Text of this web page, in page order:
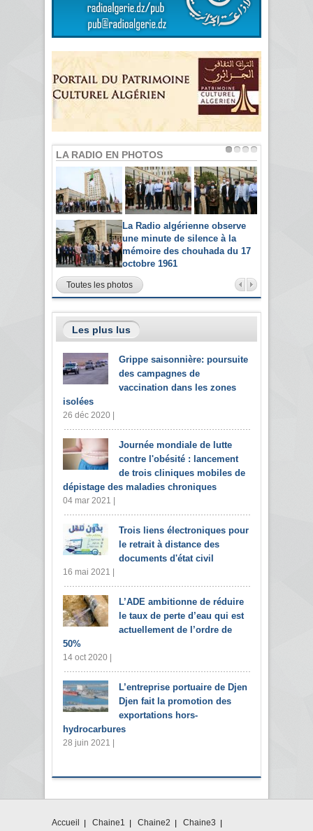
LA RADIO EN PHOTOS
La Radio algérienne observe
une minute de silence à la
mémoire des chouhada du 17
octobre 1961
Toutes les photos
Les plus lus
Grippe saisonnière: poursuite
des campagnes de
vaccination dans les zones
isolées
26 déc 2020 |
Journée mondiale de lutte
contre l'obésité : lancement
de trois cliniques mobiles de
dépistage des maladies chroniques
04 mar 2021 |
Trois liens électroniques pour
le retrait à distance des
documents d'état civil
16 mai 2021 |
L’ADE ambitionne de réduire
le taux de perte d’eau qui est
actuellement de l’ordre de
50%
14 oct 2020 |
L’entreprise portuaire de Djen
Djen fait la promotion des
exportations hors-
hydrocarbures
28 juin 2021 |
Accueil Chaine1 Chaine2 Chaine3